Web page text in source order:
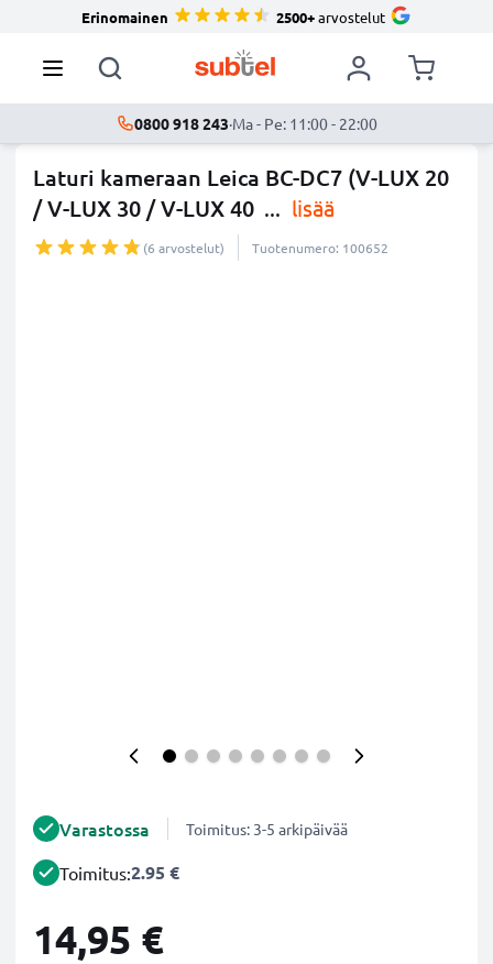
Erinomainen 2500+arvostelut
0800 918 243·Ma - Pe: 11:00 - 22:00
Laturi kameraan Leica BC-DC7 (V-LUX 20
/ V-LUX 30 / V-LUX 40 ... lisää
(6 arvostelut) Tuotenumero: 100652
Varastossa Toimitus: 3-5 arkipäivää
Toimitus:2.95 €
14,95 €